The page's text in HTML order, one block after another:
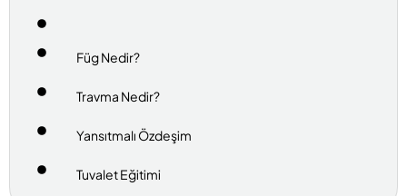
Füg Nedir?
Travma Nedir?
Yansıtmalı Özdeşim
Tuvalet Eğitimi